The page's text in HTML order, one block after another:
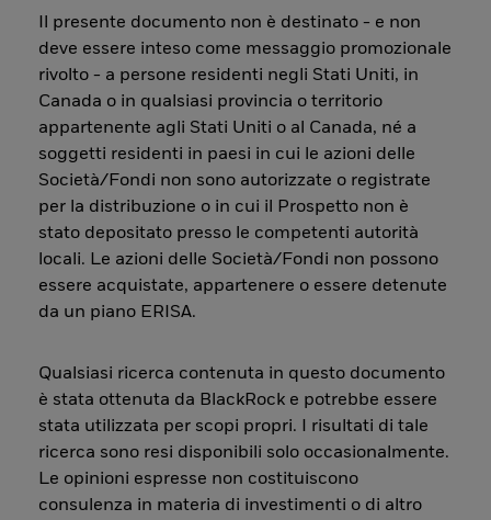
Il presente documento non è destinato - e non
deve essere inteso come messaggio promozionale
rivolto - a persone residenti negli Stati Uniti, in
Canada o in qualsiasi provincia o territorio
appartenente agli Stati Uniti o al Canada, né a
soggetti residenti in paesi in cui le azioni delle
Società/Fondi non sono autorizzate o registrate
per la distribuzione o in cui il Prospetto non è
stato depositato presso le competenti autorità
locali. Le azioni delle Società/Fondi non possono
essere acquistate, appartenere o essere detenute
da un piano ERISA.
Qualsiasi ricerca contenuta in questo documento
è stata ottenuta da BlackRock e potrebbe essere
stata utilizzata per scopi propri. I risultati di tale
ricerca sono resi disponibili solo occasionalmente.
Le opinioni espresse non costituiscono
consulenza in materia di investimenti o di altro